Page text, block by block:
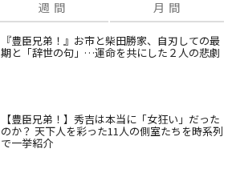
週 間 月 間
『豊臣兄弟！』お市と柴田勝家、自刃しての最
期と「辞世の句」…運命を共にした２人の悲劇
【豊臣兄弟！】秀吉は本当に「女狂い」だった
のか？ 天下人を彩った11人の側室たちを時系列
で一挙紹介